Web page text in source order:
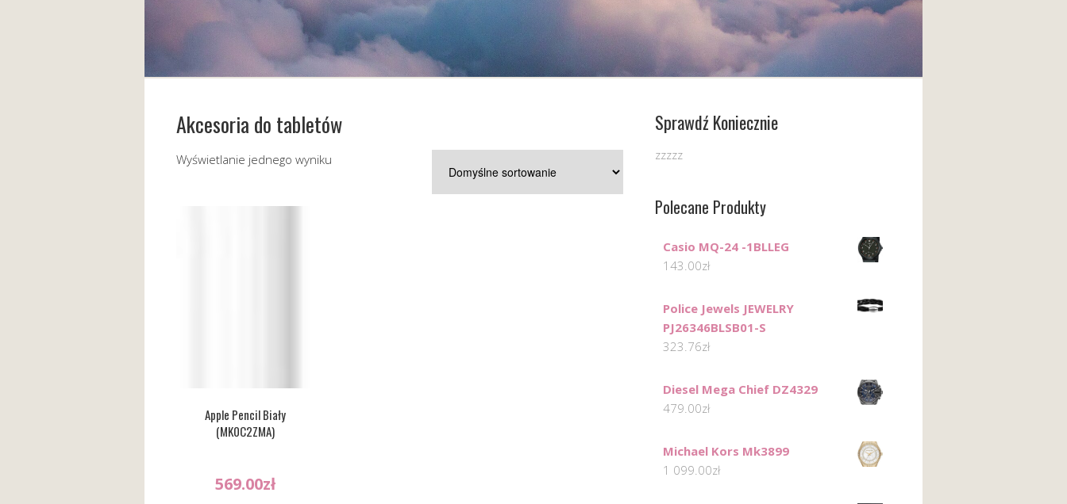
Akcesoria do tabletów
Wyświetlanie jednego wyniku
Apple Pencil Biały
(MK0C2ZMA)
569.00zł
Sprawdź Koniecznie
zzzzz
Polecane Produkty
Casio MQ-24 -1BLLEG
143.00zł
Police Jewels JEWELRY
PJ26346BLSB01-S
323.76zł
Diesel Mega Chief DZ4329
479.00zł
Michael Kors Mk3899
1 099.00zł